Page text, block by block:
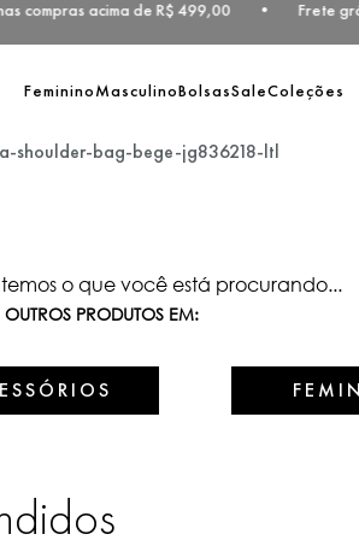
compras acima de R$ 499,00 • Frete
FemininoMasculinoBolsasSaleColeções
shoulder-bag-bege-jg836218-ltl
o que você está procurando...
PRODUTOS EM: